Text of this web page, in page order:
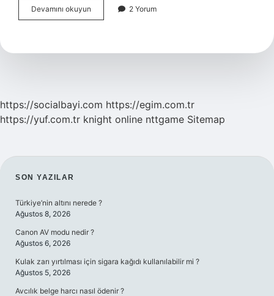
Devamını okuyun
Nasıl
Sınıf
2 Yorum
https://socialbayi.com https://egim.com.tr
https://yuf.com.tr knight online nttgame Sitemap
SIDEBAR
SON YAZILAR
Türkiye’nin altını nerede ?
Ağustos 8, 2026
Canon AV modu nedir ?
Ağustos 6, 2026
Kulak zarı yırtılması için sigara kağıdı kullanılabilir mi ?
Ağustos 5, 2026
Avcılık belge harcı nasıl ödenir ?